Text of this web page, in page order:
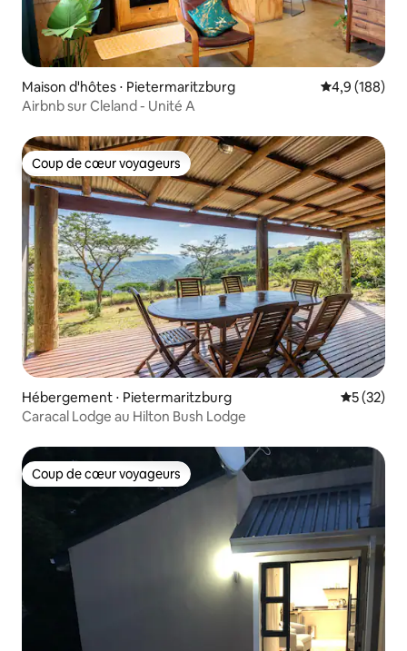
Maison d'hôtes ⋅ Pietermaritzburg Évaluation
4,9 (188)
Airbnb sur Cleland - Unité A
Coup de cœur voyageurs
Coup de cœur voyageurs
Hébergement ⋅ Pietermaritzburg
5 (32)
Caracal Lodge au Hilton Bush Lodge
Coup de cœur voyageurs
Coup de cœur voyageurs